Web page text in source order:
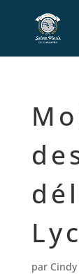
par Cindy